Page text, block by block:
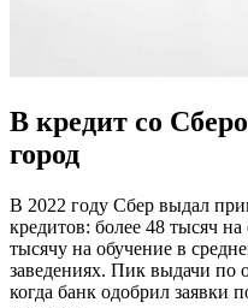
В кредит со
город
В 2022 году Сбер выдал
кредитов: более 48 тысяч
тысячу на обучение в
заведениях. Пик выдачи по
когда банк одобрил заявки